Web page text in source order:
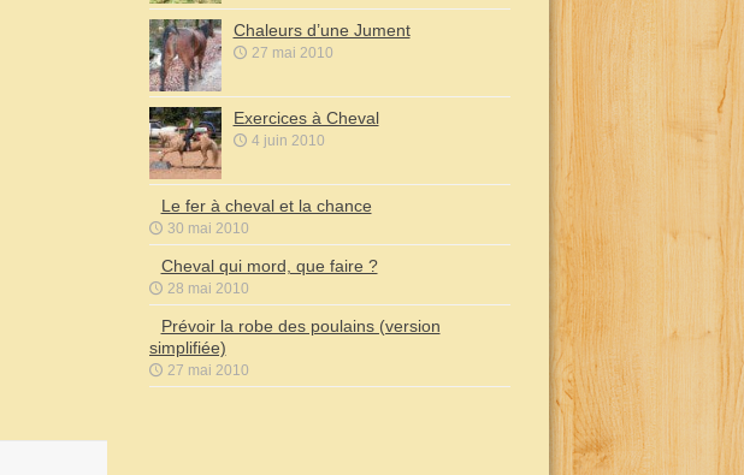
Chaleurs d’une Jument
27 mai 2010
Exercices à Cheval
4 juin 2010
Le fer à cheval et la chance
30 mai 2010
Cheval qui mord, que faire ?
28 mai 2010
Prévoir la robe des poulains (version
simplifiée)
27 mai 2010